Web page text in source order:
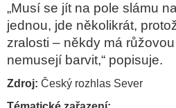
„Musí se jít na pole slámu
jednou, jde několikrát,
zralosti – někdy má
nemusejí barvit,“ popisuje.
Zdroj: Český rozhlas Sever